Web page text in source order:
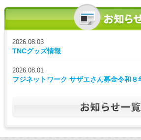
2026.08.03
TNCグッズ情報
2026.08.01
フジネットワーク サザエさん募金令和８